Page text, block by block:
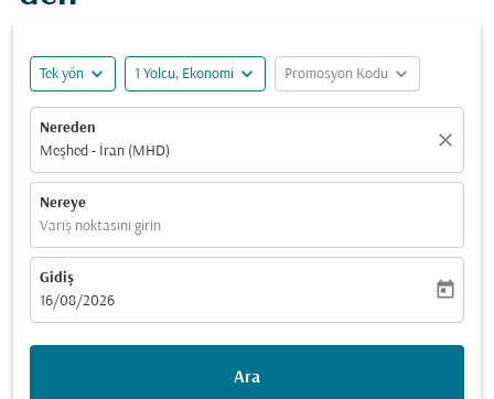
Tek yön expand_more 1 Yolcu, Ekonomi expand_more Promosyon Kodu expand_more
Nereden
Meşhed - İran (MHD)
close
Nereye
Varış noktasını girin
Gidiş
fc-booking-departure-date-aria-label
16/08/2026
today
Ara